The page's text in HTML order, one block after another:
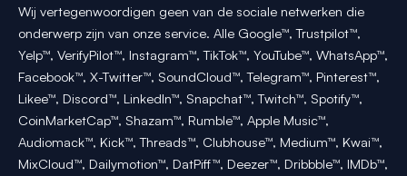
Wij vertegenwoordigen geen van de sociale netwerken die
onderwerp zijn van onze service. Alle Google™, Trustpilot™,
Yelp™, VerifyPilot™, Instagram™, TikTok™, YouTube™, WhatsApp™,
Facebook™, X-Twitter™, SoundCloud™, Telegram™, Pinterest™,
Likee™, Discord™, LinkedIn™, Snapchat™, Twitch™, Spotify™,
CoinMarketCap™, Shazam™, Rumble™, Apple Music™,
Audiomack™, Kick™, Threads™, Clubhouse™, Medium™, Kwai™,
MixCloud™, Dailymotion™, DatPiff™, Deezer™, Dribbble™, IMDb™,